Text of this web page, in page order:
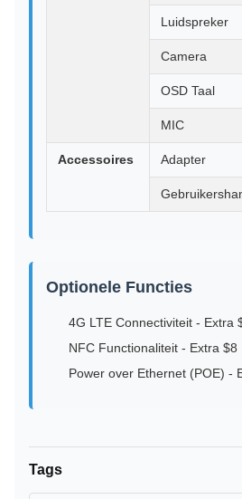
Luidspreker
Camera
OSD Taal
MIC
Accessoires Adapter
Optionele Functies
4G LTE Connectiviteit - Extra
NFC Functionaliteit - Extra $8
Power over Ethernet (POE) -
Tags